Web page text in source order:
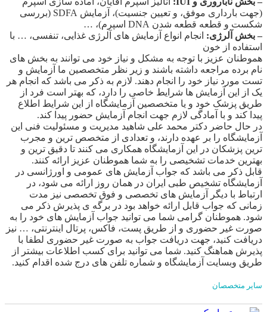
(جهت بارداری موفق، و تعیین جنسیت)، آزمایش SDFA (بررسی
شکست و قطعه قطعه شدن DNA اسپرم)، …
– بخش آلرژی:انجام انواع آزمایش های آلرژی غذایی، تنفسی، … با
استفاده از خون
هموطنان عزیز با توجه به مشکل و نیاز خود می توانند به بخش های
نام برده مراجعه داشته باشند و زیر نظر متخصصین ما آزمایش و
تست مورد نیاز خود را انجام دهند. لازم به ذکر می باشد که انجام هر
یک از این آزمایش ها شرایط خاصی را دارد، که بهتر است فرد از
طریق پزشک خود و یا متخصصین آزمایشگاه از این شرایط اطلاع
پیدا کند و با آمادگی لازم جهت انجام آزمایش حضور پیدا کند.
در حال حاضر دکتر محمد علی شاهید مدیریت و مسئولیت فنی این
آزمایشگاه را بر عهده دارند، و تعدادی از متخصص ترین و مجرب
ترین پزشکان در این آزمایشگاه همکاری می کنند تا دقیق ترین و
بهترین خدمات تشخیصی را به شما هموطنان عزیز ارائه کنند.
قابل ذکر می باشد که جواب آزمایش های عمومی و اورژانسی در
آزمایشگاه تشخیص طبی ایران در همان روز ارائه می شود، در
ارتباط با دیگر آزمایش های تخصصی و فوق تخصصی نیز مدت
زمانی که جواب قابل ارائه خواهد بود در برگه ی پذیرش ذکر می
شود. هموطنان گرامی شما می توانید جواب آزمایش های خود را به
صورت غیر حضوری و از طریق پست، فاکس، پرتال اینترنتی، … نیز
دریافت کنید، جهت دریافت جواب به صورت غیر حضوری لطفا با
پذیرش هماهنگ کنید. شما می توانید برای کسب اطلاعات بیشتر از
طریق وبسایت آزمایشگاه و شماره تلفن های درج شده اقدام کنید.
سایر متخصصان